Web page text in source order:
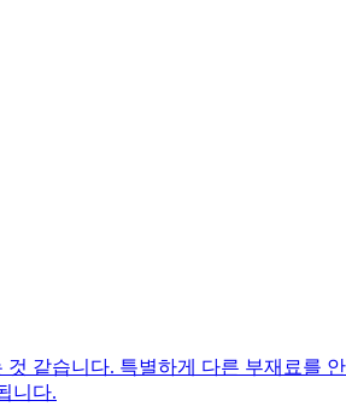
같습니다. 특별하게 다른 부재료를
니다.